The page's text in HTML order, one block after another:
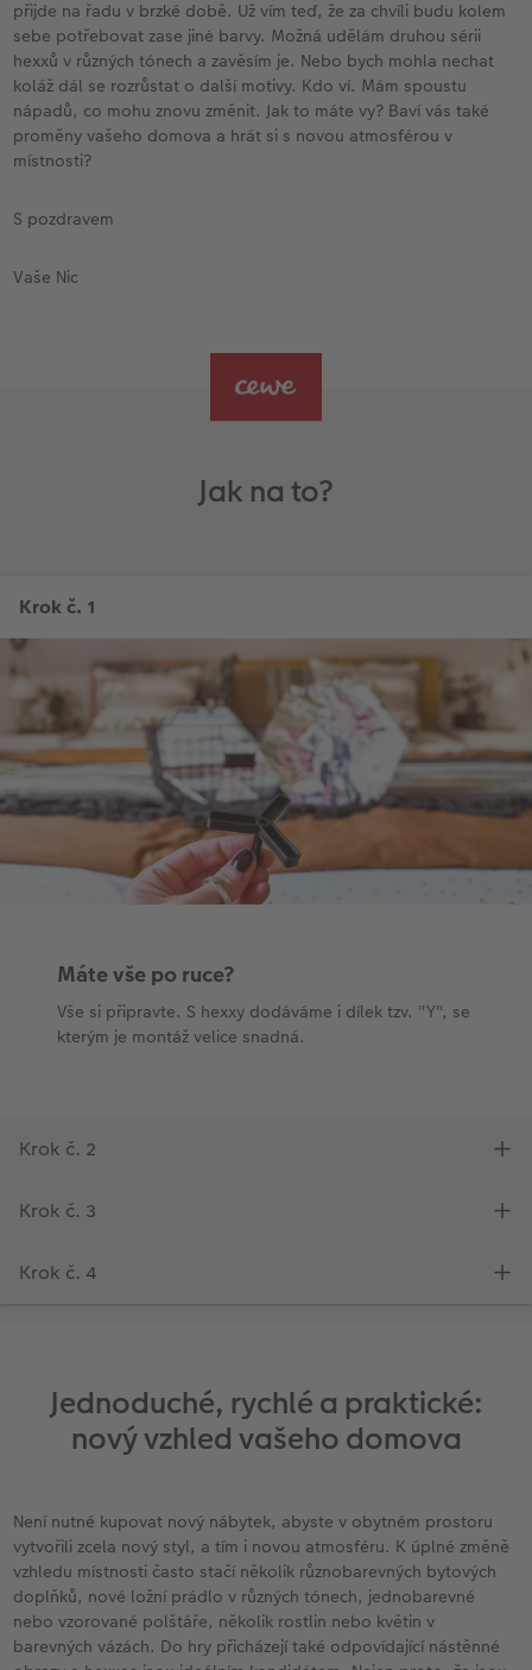
přijde na řadu v brzké době. Už vím teď, že za chvíli budu kolem
sebe potřebovat zase jiné barvy. Možná udělám druhou sérii
hexxů v různých tónech a zavěsím je. Nebo bych mohla nechat
koláž dál se rozrůstat o další motivy. Kdo ví. Mám spoustu
nápadů, co mohu znovu změnit. Jak to máte vy? Baví vás také
proměny vašeho domova a hrát si s novou atmosférou v
místnosti?
S pozdravem
Vaše Nic
Jak na to?
Jednoduché, rychlé a praktické:
nový vzhled vašeho domova
Není nutné kupovat nový nábytek, abyste v obytném prostoru
vytvořili zcela nový styl, a tím i novou atmosféru. K úplné změně
vzhledu místnosti často stačí několik různobarevných bytových
doplňků, nové ložní prádlo v různých tónech, jednobarevné
nebo vzorované polštáře, několik rostlin nebo květin v
barevných vázách. Do hry přicházejí také odpovídající nástěnné